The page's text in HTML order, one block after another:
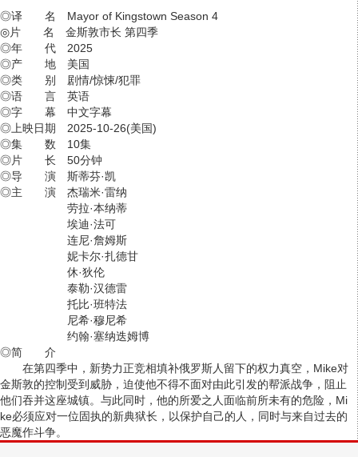
◎译 名 Mayor of Kingstown Season 4
◎片 名 金斯敦市长 第四季
◎年 代 2025
◎产 地 美国
◎类 别 剧情/惊悚/犯罪
◎语 言 英语
◎字 幕 中文字幕
◎上映日期 2025-10-26(美国)
◎集 数 10集
◎片 长 50分钟
◎导 演 斯蒂芬·凯
◎主 演 杰瑞米·雷纳
劳拉·本纳蒂
埃迪·法可
连尼·詹姆斯
妮卡尔·扎德甘
休·狄伦
泰勒·汉德雷
托比·班特法
尼希·穆尼希
约翰·塞纳迭姆博
◎简 介
在第四季中，新势力正竞相填补俄罗斯人留下的权力真空，Mike对
金斯敦的控制受到威胁，迫使他不得不面对由此引发的帮派战争，阻止
他们吞并这座城镇。与此同时，他的所爱之人面临前所未有的危险，Mi
ke必须应对一位固执的新典狱长，以保护自己的人，同时与来自过去的
恶魔作斗争。